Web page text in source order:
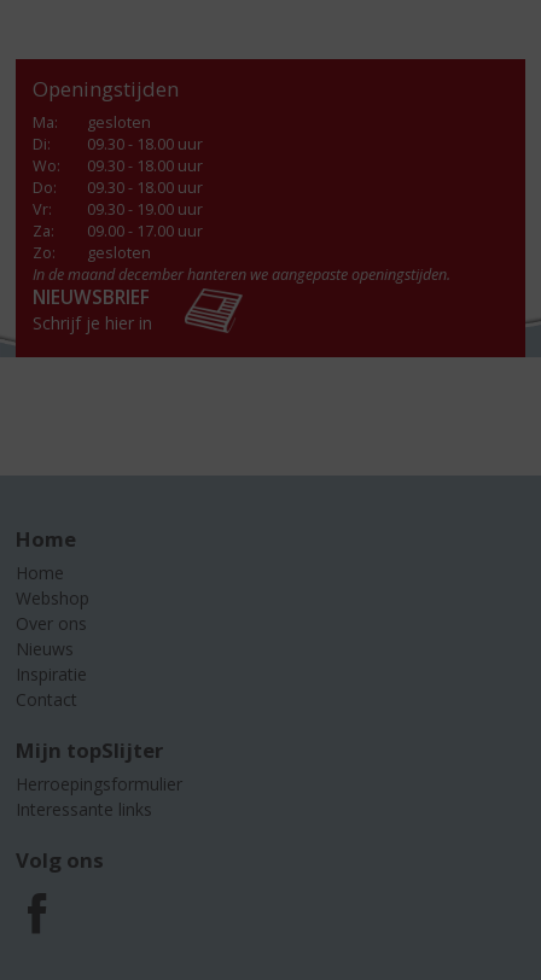
Openingstijden
Ma:
gesloten
Di:
09.30 - 18.00 uur
Wo:
09.30 - 18.00 uur
Do:
09.30 - 18.00 uur
Vr:
09.30 - 19.00 uur
Za:
09.00 - 17.00 uur
Zo:
gesloten
In de maand december hanteren we aangepaste openingstijden.
NIEUWSBRIEF
Schrijf je hier in
Home
Home
Webshop
Over ons
Nieuws
Inspiratie
Contact
Mijn topSlijter
Herroepingsformulier
Interessante links
Volg ons
F